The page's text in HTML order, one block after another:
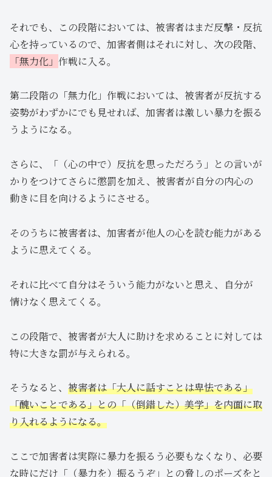
それでも、この段階においては、被害者はまだ反撃・反抗
心を持っているので、加害者側はそれに対し、次の段階、
「無力化」 作戦に入る。
第二段階の「無力化」作戦においては、被害者が反抗する
姿勢がわずかにでも見せれば、加害者は激しい暴力を振る
うようになる。
さらに、「（心の中で）反抗を思っただろう」との言いが
かりをつけてさらに懲罰を加え、被害者が自分の内心の
動きに目を向けるようにさせる。
そのうちに被害者は、加害者が他人の心を読む能力がある
ように思えてくる。
それに比べて自分はそういう能力がないと思え、自分が
情けなく思えてくる。
この段階で、被害者が大人に助けを求めることに対しては
特に大きな罰が与えられる。
そうなると、 被害者は「大人に話すことは卑怯である」
「醜いことである」との「（倒錯した）美学」を内面に取
り入れるようになる。
ここで加害者は実際に暴力を振るう必要もなくなり、必要
な時にだけ「（暴力を）振るうぞ」との脅しのポーズをと